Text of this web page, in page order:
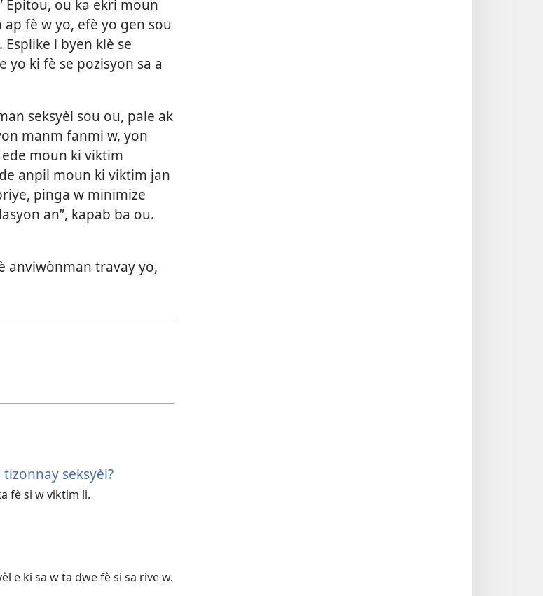
Epitou, ou ka ekri moun
fè w yo, efè yo gen sou
l byen klè se
yo ki fè se pozisyon sa a
seksyèl sou ou, pale ak
manm fanmi w, yon
moun ki viktim
anpil moun ki viktim jan
pinga w minimize
an”, kapab ba ou.
anviwònman travay yo,
seksyèl?
fè si w viktim li.
e ki sa w ta dwe fè si sa rive w.